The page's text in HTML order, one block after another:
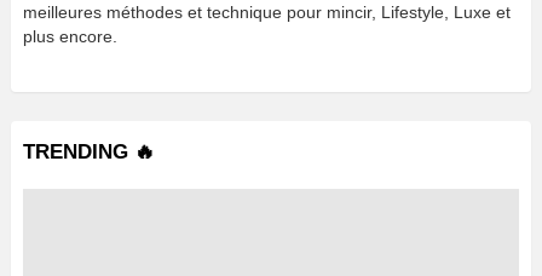
meilleures méthodes et technique pour mincir, Lifestyle, Luxe et
plus encore.
TRENDING 🔥